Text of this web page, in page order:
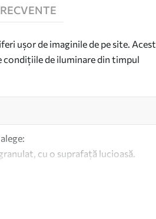
ușor de imaginile de pe site. Acest
condițiile de iluminare din timpul
cu o suprafață lucioasă.